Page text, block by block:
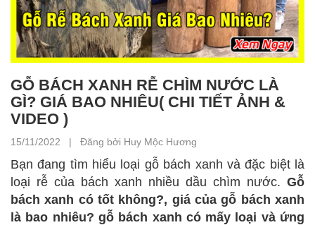
GỖ BÁCH XANH RỄ CHÌM NƯỚC LÀ
GÌ? GIÁ BAO NHIÊU( CHI TIẾT ẢNH &
VIDEO )
15/11/2022 | Đăng bởi Huy Mộc Hương
Bạn đang tìm hiểu loại gỗ bách xanh và đặc biệt là
loại rễ của bách xanh nhiều dầu chìm nước. Gỗ
bách xanh có tốt không?, giá của gỗ bách xanh
là bao nhiêu? gỗ bách xanh có mấy loại và ứng